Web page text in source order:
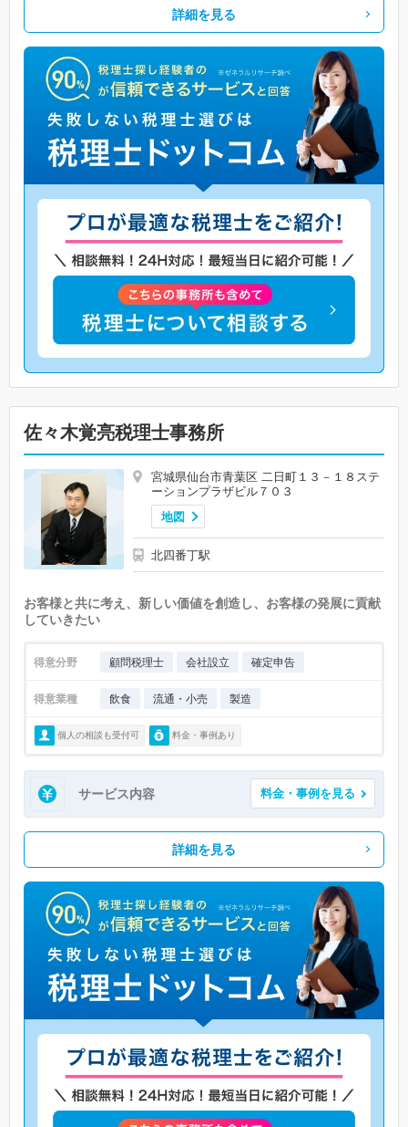
詳細を見る
佐々木覚亮税理士事務所
宮城県仙台市青葉区 二日町１３－１８ステ
ーションプラザビル７０３
地図
北四番丁駅
お客様と共に考え、新しい価値を創造し、お客様の発展に貢献
していきたい
得意分野 顧問税理士 会社設立 確定申告
得意業種 飲食 流通・小売 製造
個人の相談も受付可 料金・事例あり
サービス内容 料金・事例を見る
詳細を見る